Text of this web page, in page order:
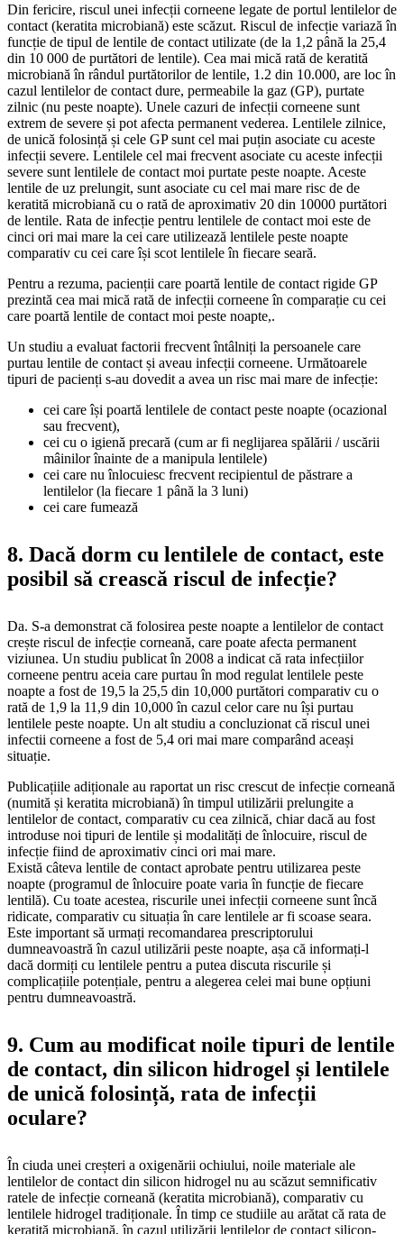
Din fericire, riscul unei infecții corneene legate de portul lentilelor de
contact (keratita microbiană) este scăzut. Riscul de infecție variază în
funcție de tipul de lentile de contact utilizate (de la 1,2 până la 25,4
din 10 000 de purtători de lentile). Cea mai mică rată de keratită
microbiană în rândul purtătorilor de lentile, 1.2 din 10.000, are loc în
cazul lentilelor de contact dure, permeabile la gaz (GP), purtate
zilnic (nu peste noapte). Unele cazuri de infecții corneene sunt
extrem de severe și pot afecta permanent vederea. Lentilele zilnice,
de unică folosință și cele GP sunt cel mai puțin asociate cu aceste
infecții severe. Lentilele cel mai frecvent asociate cu aceste infecții
severe sunt lentilele de contact moi purtate peste noapte. Aceste
lentile de uz prelungit, sunt asociate cu cel mai mare risc de de
keratită microbiană cu o rată de aproximativ 20 din 10000 purtători
de lentile. Rata de infecție pentru lentilele de contact moi este de
cinci ori mai mare la cei care utilizează lentilele peste noapte
comparativ cu cei care își scot lentilele în fiecare seară.
Pentru a rezuma, pacienții care poartă lentile de contact rigide GP
prezintă cea mai mică rată de infecții corneene în comparație cu cei
care poartă lentile de contact moi peste noapte,.
Un studiu a evaluat factorii frecvent întâlniți la persoanele care
purtau lentile de contact și aveau infecții corneene. Următoarele
tipuri de pacienți s-au dovedit a avea un risc mai mare de infecție:
cei care își poartă lentilele de contact peste noapte (ocazional
sau frecvent),
cei cu o igienă precară (cum ar fi neglijarea spălării / uscării
mâinilor înainte de a manipula lentilele)
cei care nu înlocuiesc frecvent recipientul de păstrare a
lentilelor (la fiecare 1 până la 3 luni)
cei care fumează
8. Dacă dorm cu lentilele de contact, este
posibil să crească riscul de infecție?
Da. S-a demonstrat că folosirea peste noapte a lentilelor de contact
crește riscul de infecție corneană, care poate afecta permanent
viziunea. Un studiu publicat în 2008 a indicat că rata infecțiilor
corneene pentru aceia care purtau în mod regulat lentilele peste
noapte a fost de 19,5 la 25,5 din 10,000 purtători comparativ cu o
rată de 1,9 la 11,9 din 10,000 în cazul celor care nu își purtau
lentilele peste noapte. Un alt studiu a concluzionat că riscul unei
infectii corneene a fost de 5,4 ori mai mare comparând aceași
situație.
Publicațiile adiționale au raportat un risc crescut de infecție corneană
(numită și keratita microbiană) în timpul utilizării prelungite a
lentilelor de contact, comparativ cu cea zilnică, chiar dacă au fost
introduse noi tipuri de lentile și modalități de înlocuire, riscul de
infecție fiind de aproximativ cinci ori mai mare.
Există câteva lentile de contact aprobate pentru utilizarea peste
noapte (programul de înlocuire poate varia în funcție de fiecare
lentilă). Cu toate acestea, riscurile unei infecții corneene sunt încă
ridicate, comparativ cu situația în care lentilele ar fi scoase seara.
Este important să urmați recomandarea prescriptorului
dumneavoastră în cazul utilizării peste noapte, așa că informați-l
dacă dormiți cu lentilele pentru a putea discuta riscurile și
complicațiile potențiale, pentru a alegerea celei mai bune opțiuni
pentru dumneavoastră.
9. Cum au modificat noile tipuri de lentile
de contact, din silicon hidrogel și lentilele
de unică folosință, rata de infecții
oculare?
În ciuda unei creșteri a oxigenării ochiului, noile materiale ale
lentilelor de contact din silicon hidrogel nu au scăzut semnificativ
ratele de infecție corneană (keratita microbiană), comparativ cu
lentilele hidrogel tradiționale. În timp ce studiile au arătat că rata de
keratită microbiană, în cazul utilizării lentilelor de contact silicon-